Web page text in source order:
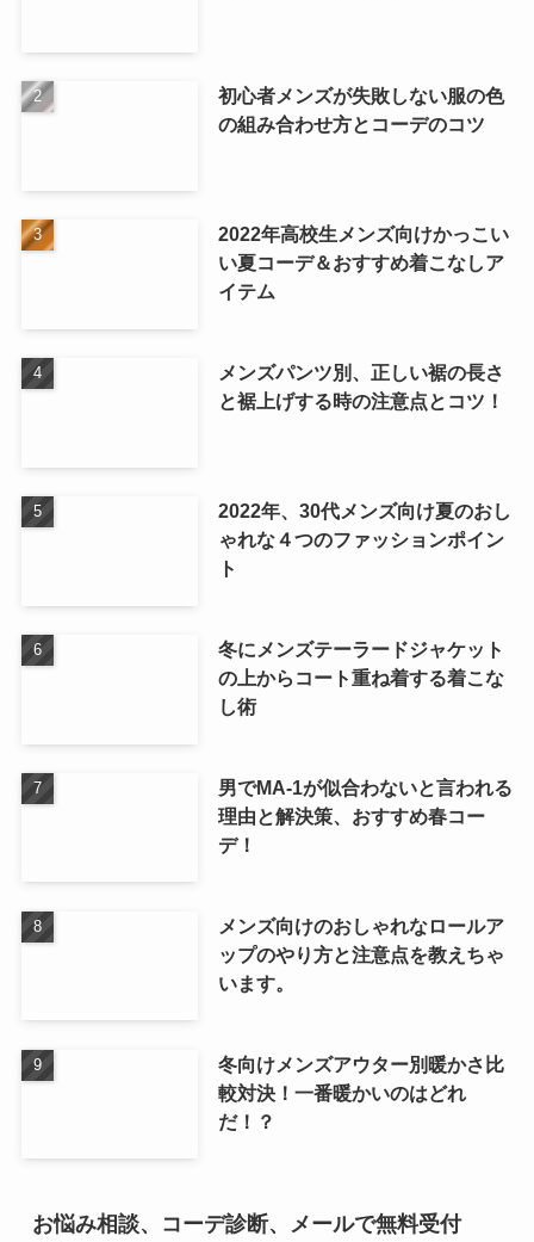
初心者メンズが失敗しない服の色
の組み合わせ方とコーデのコツ
2022年高校生メンズ向けかっこい
い夏コーデ＆おすすめ着こなしア
イテム
メンズパンツ別、正しい裾の長さ
と裾上げする時の注意点とコツ！
2022年、30代メンズ向け夏のおし
ゃれな４つのファッションポイン
ト
冬にメンズテーラードジャケット
の上からコート重ね着する着こな
し術
男でMA-1が似合わないと言われる
理由と解決策、おすすめ春コー
デ！
メンズ向けのおしゃれなロールア
ップのやり方と注意点を教えちゃ
います。
冬向けメンズアウター別暖かさ比
較対決！一番暖かいのはどれ
だ！？
お悩み相談、コーデ診断、メールで無料受付